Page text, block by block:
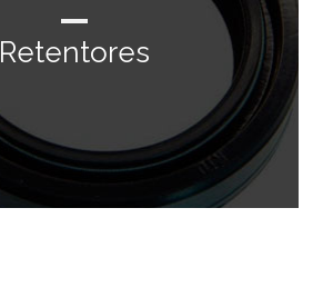
Retentores